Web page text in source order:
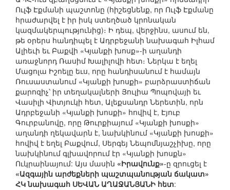
Ուլֆ Էքմանի պաշտոնը (հիշեցնենք, որ Ուլֆ Էքմանը
հրաժարվել է իր իսկ ստեղծած կրոնական
կազմակերպությունից)։ Ի դեպ, վերջինս, ասում են,
թե օրերս հանդիպել է Ադրբեջանի նախագահ Իլհամ
Ալիեւի եւ Բաքվի «Կյանքի խոսք»-ի աղանդի
առաջնորդ Ռասիմ Խալիլովի հետ։ Ներկա է եղել
Մացոլա Իշոելը եւս, որը հանդիսանում է համայն
Ռուսաստանում «Կյանքի խոսքի» բարձրաստիճան
քարոզիչ՝ իր տեղակալների Յուլիա Պոպովայի եւ
Վասիլի Վիտյուկի հետ, Ալեքսանդր Ներետին, որն
Ադրբեջանի «Կյանքի խոսքի» հովիվ է, Էյուբ
Գուրբանովը, որը Թուրքիայում «Կյանքի խոսքի»
աղանդի ղեկավարն է, նախկինում «Կյանքի խոսքի»
հովիվ է եղել Բաքվում, Սերգեյ Նեպոմնյաշչիխը, որը
նախկինում գլխավորում էր «Կյանքի խոսքն»
Ուկրաինայում: Այս մասին «Իրավունք»-ը զրուցել է
«Ազգային արժեքների պաշտպանության ճակատ»
ՀԿ նախագահ ՍԵՎԱՆ ԱՂԱՋԱՆՅԱՆԻ հետ: